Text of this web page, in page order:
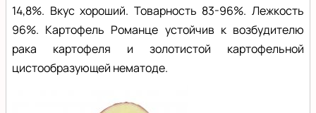
14,8%. Вкус хороший. Товарность 83-96%. Лежкость
96%. Картофель Романце устойчив к возбудителю
рака картофеля и золотистой картофельной
цистообразующей нематоде.